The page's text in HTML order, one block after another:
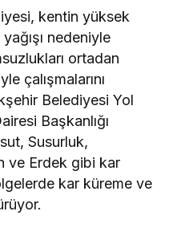
kentin yüksek
nedeniyle
ortadan
çalışmalarını
Belediyesi Yol
Başkanlığı
Susurluk,
ve Erdek gibi kar
kar küreme ve